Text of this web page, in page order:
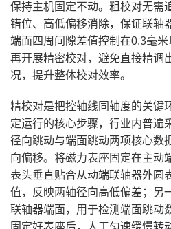
保持主机固定不动。粗校对无需
错位、高低偏移消除，保证联轴
端面四周间隙差值控制在0.3毫
再开展精密校对，避免直接精调
况，提升整体校对效率。
精校对是把控轴线同轴度的关键
定运行的核心步骤，行业内普遍
径向跳动与端面跳动两项核心数
向偏移。将磁力表座固定在主动
表头垂直贴合从动端联轴器外圆
值，反映两轴径向高低偏差；另
联轴器端面，用于检测端面跳动
固定好表座后，人工匀速缓慢转